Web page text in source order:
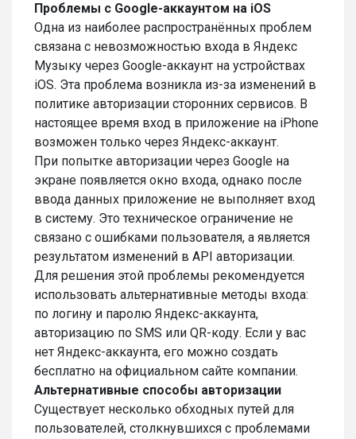
Проблемы с Google-аккаунтом на iOS
Одна из наиболее распространённых проблем
связана с невозможностью входа в Яндекс
Музыку через Google-аккаунт на устройствах
iOS. Эта проблема возникла из-за изменений в
политике авторизации сторонних сервисов. В
настоящее время вход в приложение на iPhone
возможен только через Яндекс-аккаунт.
При попытке авторизации через Google на
экране появляется окно входа, однако после
ввода данных приложение не выполняет вход
в систему. Это техническое ограничение не
связано с ошибками пользователя, а является
результатом изменений в API авторизации.
Для решения этой проблемы рекомендуется
использовать альтернативные методы входа:
по логину и паролю Яндекс-аккаунта,
авторизацию по SMS или QR-коду. Если у вас
нет Яндекс-аккаунта, его можно создать
бесплатно на официальном сайте компании.
Альтернативные способы авторизации
Существует несколько обходных путей для
пользователей, столкнувшихся с проблемами